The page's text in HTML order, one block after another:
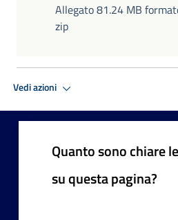
Allegato 81.24 MB
zip
Vedi azioni
Quanto sono chiare
su questa pagina?